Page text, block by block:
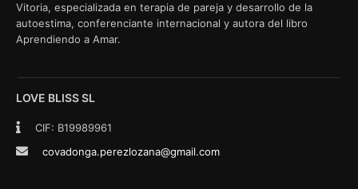
Vitoria, especializada en terapia de pareja y desarrollo de la
autoestima, conferenciante internacional y autora del libro
Aprendiendo a Amar.
LOVE BLISS SL
CIF: B19989961
covadonga.perezlozana@gmail.com